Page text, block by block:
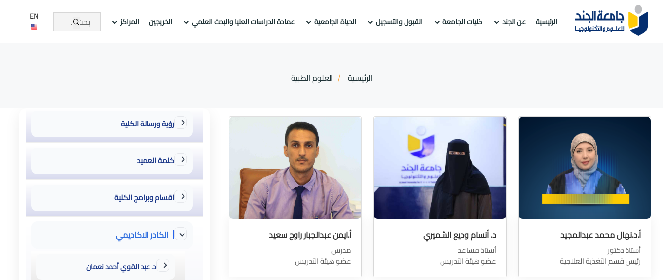
الرئيسية عن الجند كليات الجامعة القبول والتسجيل الحياة الجامعية عمادة الدراسات العليا والبحث العلمي الخريجين المراكز EN
الرئيسية العلوم الطبية
أ.د.نهال محمد عبدالمجيد
أستاذ دكتور
رئيس قسم التغذية العلاجية
د. أنسام وديع الشميري
أستاذ مساعد
عضو هيئة التدريس
أ.ايمن عبدالجبار راوح سعيد
مدرس
عضو هيئة التدريس
رؤية ورسالة الكلية
كلمة العميد
اقسام وبرامج الكلية
الكادر الاكاديمي
د. عبد القوي أحمد نعمان